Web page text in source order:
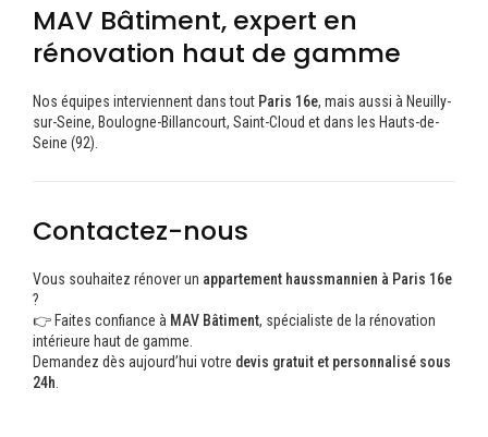
MAV Bâtiment, expert en
rénovation haut de gamme
Nos équipes interviennent dans tout Paris 16e, mais aussi à Neuilly-
sur-Seine, Boulogne-Billancourt, Saint-Cloud et dans les Hauts-de-
Seine (92).
Contactez-nous
Vous souhaitez rénover un appartement haussmannien à Paris 16e
?
👉 Faites confiance à MAV Bâtiment, spécialiste de la rénovation
intérieure haut de gamme.
Demandez dès aujourd’hui votre devis gratuit et personnalisé sous
24h